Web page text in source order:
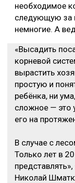
необходимое
следующую за
немногие. А
«Высадить
корневой
вырастить
простую и
ребёнка, ни
сложное — это
его на
В случае с
Только лет в
Николай